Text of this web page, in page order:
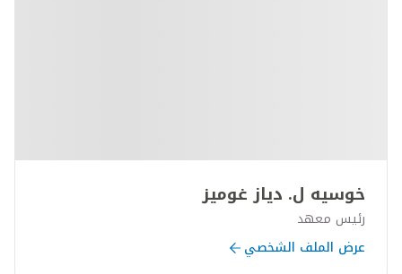
خوسيه ل. دياز غوميز
رئيس معهد
عرض الملف الشخصي